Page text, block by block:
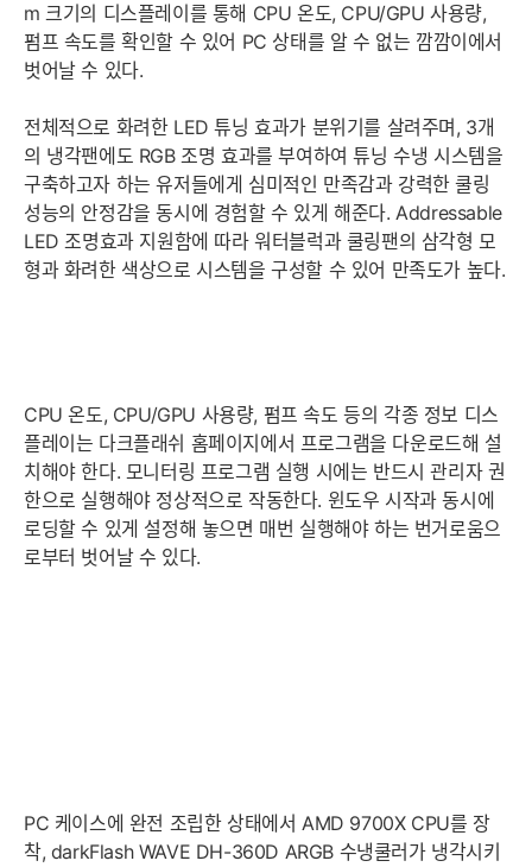
m 크기의 디스플레이를 통해 CPU 온도, CPU/GPU 사용량,
펌프 속도를 확인할 수 있어 PC 상태를 알 수 없는 깜깜이에서
벗어날 수 있다.
전체적으로 화려한 LED 튜닝 효과가 분위기를 살려주며, 3개
의 냉각팬에도 RGB 조명 효과를 부여하여 튜닝 수냉 시스템을
구축하고자 하는 유저들에게 심미적인 만족감과 강력한 쿨링
성능의 안정감을 동시에 경험할 수 있게 해준다. Addressable
LED 조명효과 지원함에 따라 워터블럭과 쿨링팬의 삼각형 모
형과 화려한 색상으로 시스템을 구성할 수 있어 만족도가 높다.
CPU 온도, CPU/GPU 사용량, 펌프 속도 등의 각종 정보 디스
플레이는 다크플래쉬 홈페이지에서 프로그램을 다운로드해 설
치해야 한다. 모니터링 프로그램 실행 시에는 반드시 관리자 권
한으로 실행해야 정상적으로 작동한다. 윈도우 시작과 동시에
로딩할 수 있게 설정해 놓으면 매번 실행해야 하는 번거로움으
로부터 벗어날 수 있다.
PC 케이스에 완전 조립한 상태에서 AMD 9700X CPU를 장
착, darkFlash WAVE DH-360D ARGB 수냉쿨러가 냉각시키